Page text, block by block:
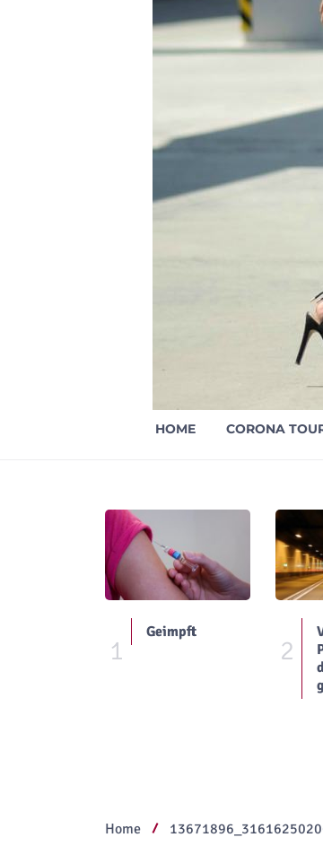
HOME CORONA
1
Geimpft
2
Home